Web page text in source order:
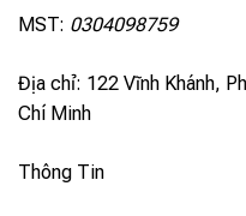
MST: 0304098759
Địa chỉ: 122 Vĩnh Khánh,
Chí Minh
Thông Tin